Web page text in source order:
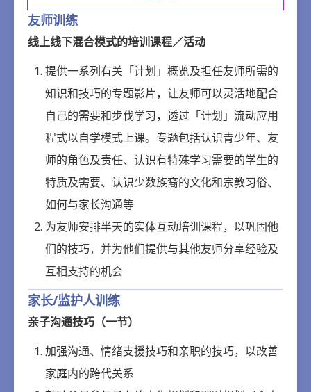
友师训练
线上线下混合模式的培训课程／活动
提供一系列有关「计划」概览及担任友师所需的
知识和技巧的专题影片，让友师可以灵活地配合
自己的需要和步伐学习，透过「计划」流动应用
程式以自学模式上课。专题包括认识青少年、友
师的角色及责任、认识有特殊学习需要的学生的
特质及需要、认识少数族裔的文化和宗教习俗、
如何与家长沟通等
为友师安排半天的实体互动培训课程，以巩固他
们的技巧，并为他们提供与其他友师分享经验及
互相支持的机会
家长/监护人训练
亲子沟通技巧（一节）
加强沟通、情绪支援技巧和亲职的技巧，以改善
家庭内的跨代关系